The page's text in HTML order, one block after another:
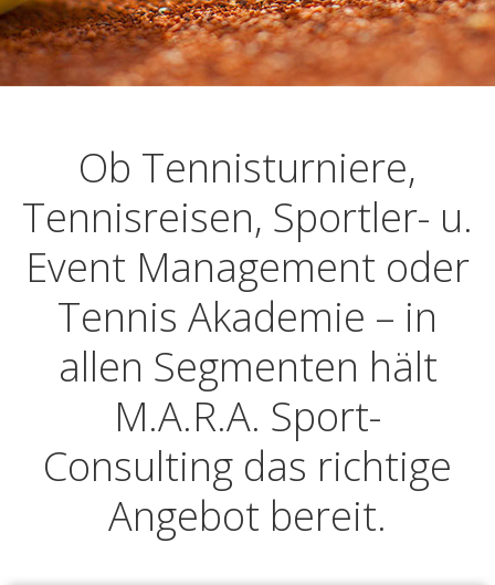
Ob Tennisturniere,
Tennisreisen, Sportler- u.
Event Management oder
Tennis Akademie – in
allen Segmenten hält
M.A.R.A. Sport-
Consulting das richtige
Angebot bereit.